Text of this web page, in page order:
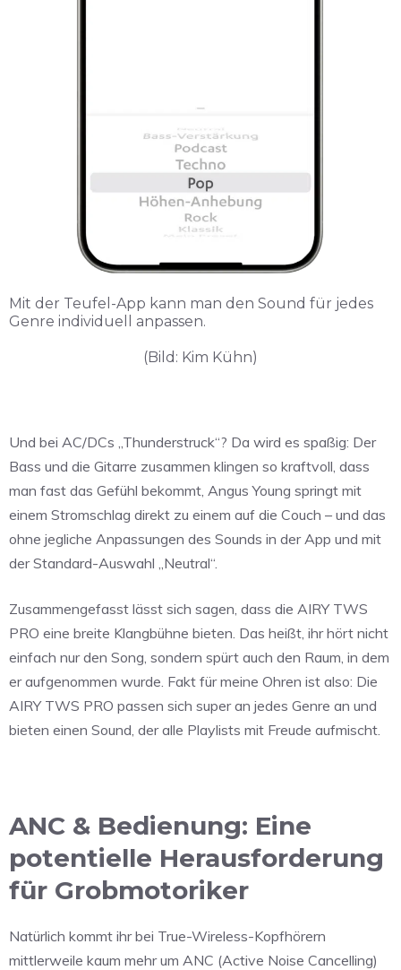
Mit der Teufel-App kann man den Sound für jedes
Genre individuell anpassen.
(Bild: Kim Kühn)
Und bei AC/DCs „Thunderstruck“? Da wird es spaßig: Der
Bass und die Gitarre zusammen klingen so kraftvoll, dass
man fast das Gefühl bekommt, Angus Young springt mit
einem Stromschlag direkt zu einem auf die Couch – und das
ohne jegliche Anpassungen des Sounds in der App und mit
der Standard-Auswahl „Neutral“.
Zusammengefasst lässt sich sagen, dass die AIRY TWS
PRO eine breite Klangbühne bieten. Das heißt, ihr hört nicht
einfach nur den Song, sondern spürt auch den Raum, in dem
er aufgenommen wurde. Fakt für meine Ohren ist also: Die
AIRY TWS PRO passen sich super an jedes Genre an und
bieten einen Sound, der alle Playlists mit Freude aufmischt.
ANC & Bedienung: Eine
potentielle Herausforderung
für Grobmotoriker
Natürlich kommt ihr bei True-Wireless-Kopfhörern
mittlerweile kaum mehr um ANC (Active Noise Cancelling)